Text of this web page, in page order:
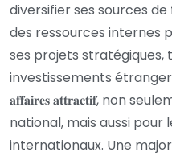
diversifier ses sources
des ressources internes
ses projets
investissements
𝐚𝐟𝐟𝐚𝐢𝐫𝐞𝐬 𝐚𝐭𝐭𝐫𝐚𝐜𝐭𝐢𝐟, non
national, mais aussi pour
internationaux. Une